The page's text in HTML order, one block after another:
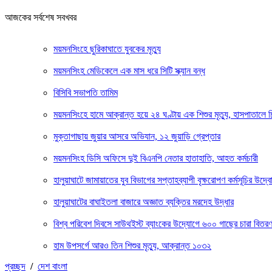
আজকের সর্বশেষ সবখবর
ময়মনসিংহে ছুরিকাঘাতে যুবকের মৃত্যু
ময়মনসিংহ মেডিকেলে এক মাস ধরে সিটি স্ক্যান বন্ধ
বিসিবি সভাপতি তামিম
ময়মনসিংহে হামে আক্রান্ত হয়ে ২৪ ঘণ্টায় এক শিশুর মৃত্যু, হাসপাতালে
মুক্তাগাছায় জুয়ার আসরে অভিযান, ১২ জুয়াড়ি গ্রেপ্তার
ময়মনসিংহ ডিসি অফিসে দুই বিএনপি নেতার হাতাহাতি, আহত কর্মচারী
হালুয়াঘাটে জামায়াতের যুব বিভাগের সপ্তাহব্যাপী বৃক্ষরোপণ কর্মসূচির
হালুয়াঘাটের বাঘাইতলা বাজারে অজ্ঞাত ব্যক্তির মরদেহ উদ্ধার
বিশ্ব পরিবেশ দিবসে সাউথইস্ট ব্যাংকের উদ্যোগে ৬০০ গাছের চারা বিতরণ
হাম উপসর্গে আরও তিন শিশুর মৃত্যু, আক্রান্ত ১০৩২
প্রচ্ছদ / দেশ বাংলা